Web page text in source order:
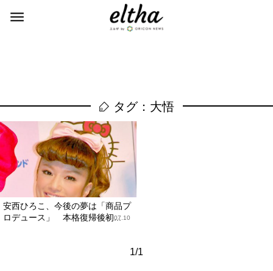
タグ：大悟
安西ひろこ、今後の夢は「商品プ
ロデュース」 本格復帰後初...
2014.07.10
1/1